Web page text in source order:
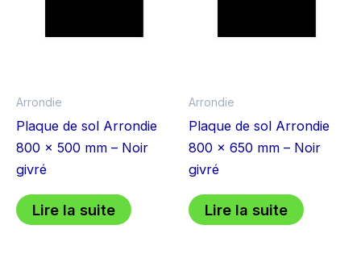
Arrondie
Plaque de sol Arrondie
800 x 500 mm – Noir
givré
Lire la suite
Arrondie
Plaque de sol Arrondie
800 x 650 mm – Noir
givré
Lire la suite